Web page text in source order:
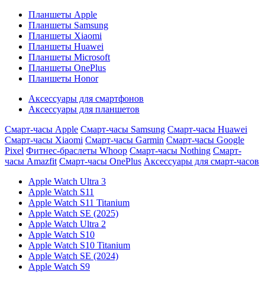
Планшеты Apple
Планшеты Samsung
Планшеты Xiaomi
Планшеты Huawei
Планшеты Microsoft
Планшеты OnePlus
Планшеты Honor
Аксессуары для смартфонов
Аксессуары для планшетов
Смарт-часы Apple Смарт-часы Samsung Смарт-часы Huawei
Смарт-часы Xiaomi Смарт-часы Garmin Смарт-часы Google
Pixel Фитнес-браслеты Whoop Смарт-часы Nothing Смарт-
часы Amazfit Смарт-часы OnePlus Аксессуары для смарт-часов
Apple Watch Ultra 3
Apple Watch S11
Apple Watch S11 Titanium
Apple Watch SE (2025)
Apple Watch Ultra 2
Apple Watch S10
Apple Watch S10 Titanium
Apple Watch SE (2024)
Apple Watch S9